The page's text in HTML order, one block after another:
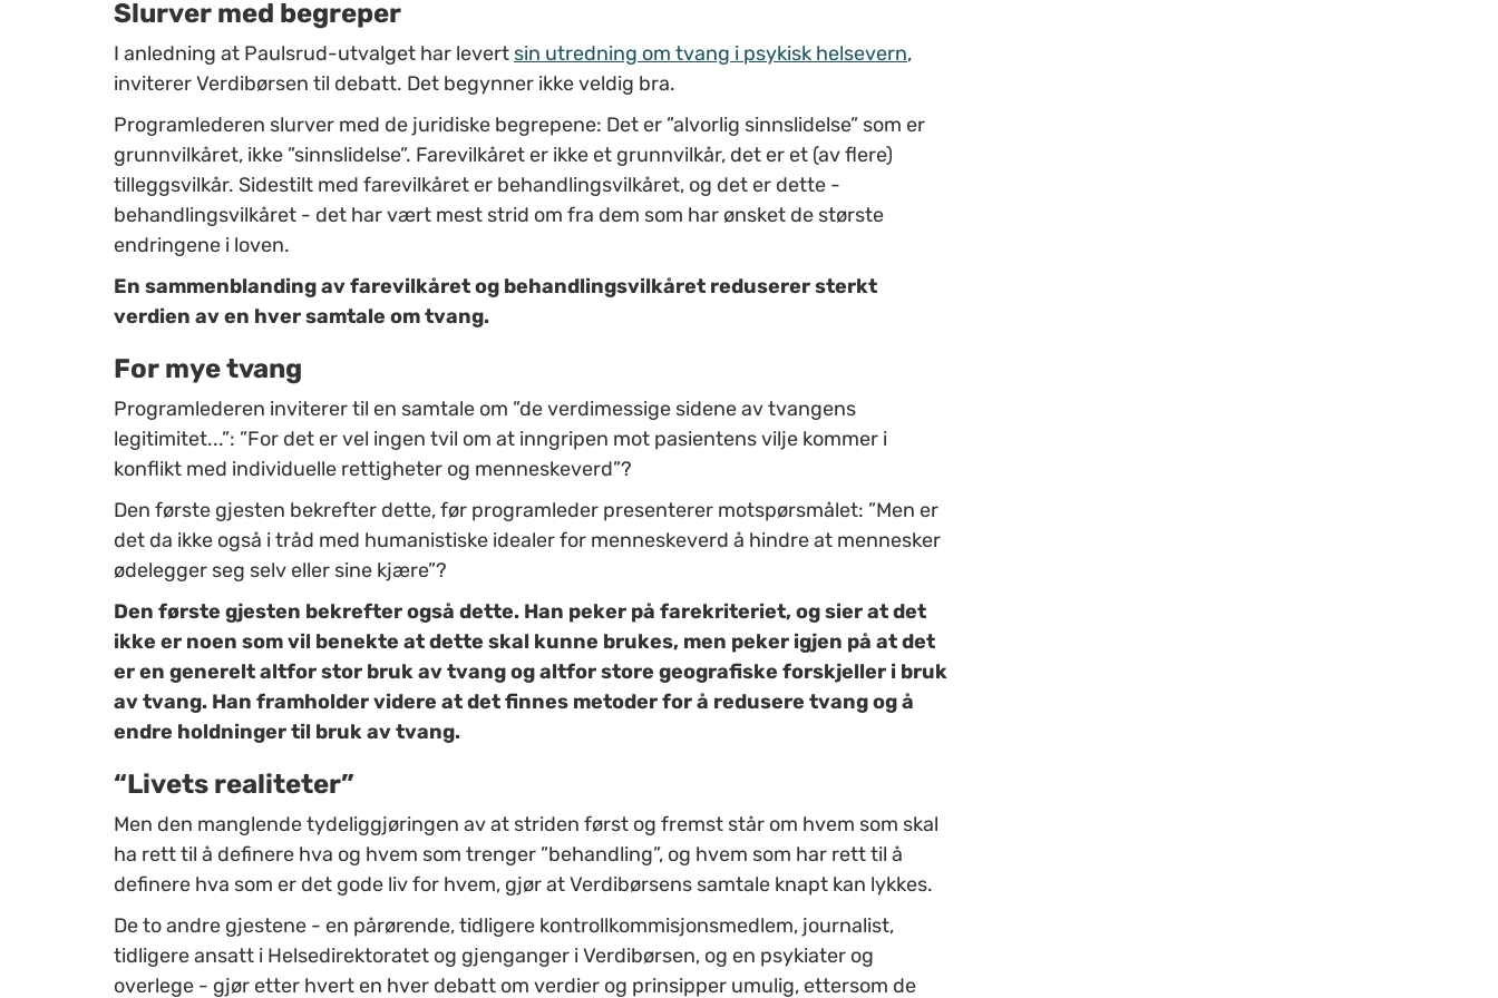
Slurver med begreper
I anledning at Paulsrud-utvalget har levert sin utredning om tvang i psykisk helsevern,
inviterer Verdibørsen til debatt. Det begynner ikke veldig bra.
Programlederen slurver med de juridiske begrepene: Det er ”alvorlig sinnslidelse” som er
grunnvilkåret, ikke ”sinnslidelse”. Farevilkåret er ikke et grunnvilkår, det er et (av flere)
tilleggsvilkår. Sidestilt med farevilkåret er behandlingsvilkåret, og det er dette -
behandlingsvilkåret - det har vært mest strid om fra dem som har ønsket de største
endringene i loven.
En sammenblanding av farevilkåret og behandlingsvilkåret reduserer sterkt
verdien av en hver samtale om tvang.
For mye tvang
Programlederen inviterer til en samtale om ”de verdimessige sidene av tvangens
legitimitet...”: ”For det er vel ingen tvil om at inngripen mot pasientens vilje kommer i
konflikt med individuelle rettigheter og menneskeverd”?
Den første gjesten bekrefter dette, før programleder presenterer motspørsmålet: ”Men er
det da ikke også i tråd med humanistiske idealer for menneskeverd å hindre at mennesker
ødelegger seg selv eller sine kjære”?
Den første gjesten bekrefter også dette. Han peker på farekriteriet, og sier at det
ikke er noen som vil benekte at dette skal kunne brukes, men peker igjen på at det
er en generelt altfor stor bruk av tvang og altfor store geografiske forskjeller i bruk
av tvang. Han framholder videre at det finnes metoder for å redusere tvang og å
endre holdninger til bruk av tvang.
“Livets realiteter”
Men den manglende tydeliggjøringen av at striden først og fremst står om hvem som skal
ha rett til å definere hva og hvem som trenger ”behandling”, og hvem som har rett til å
definere hva som er det gode liv for hvem, gjør at Verdibørsens samtale knapt kan lykkes.
De to andre gjestene - en pårørende, tidligere kontrollkommisjonsmedlem, journalist,
tidligere ansatt i Helsedirektoratet og gjenganger i Verdibørsen, og en psykiater og
overlege - gjør etter hvert en hver debatt om verdier og prinsipper umulig, ettersom de